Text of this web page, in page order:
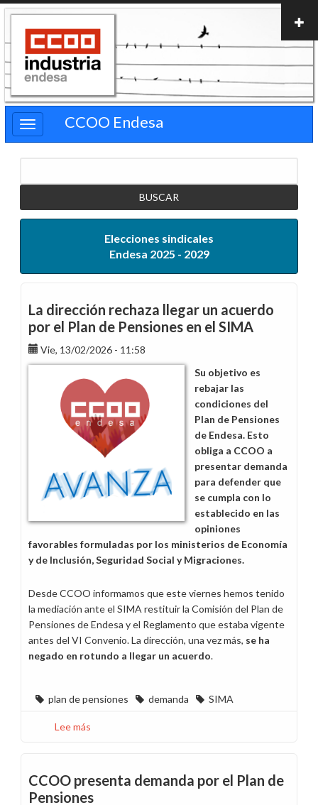
Pasar
contenido
principal
CCOO Endesa
Elecciones sindicales
Endesa 2025 - 2029
La dirección rechaza llegar un acuerdo
por el Plan de Pensiones en el SIMA
Vie, 13/02/2026 - 11:58
Su objetivo es
rebajar las
condiciones del
Plan de Pensiones
de Endesa. Esto
obliga a CCOO a
presentar demanda
para defender que
se cumpla con lo
establecido en las
opiniones
favorables formuladas por los ministerios de Economía
y de Inclusión, Seguridad Social y Migraciones.
Desde CCOO informamos que este viernes hemos tenido
la mediación ante el SIMA restituir la Comisión del Plan de
Pensiones de Endesa y el Reglamento que estaba vigente
antes del VI Convenio. La dirección, una vez más, se ha
negado en rotundo a llegar un acuerdo.
plan de pensiones demanda SIMA
Lee más
rechaza
llegar
CCOO presenta demanda por el Plan de
Pensiones